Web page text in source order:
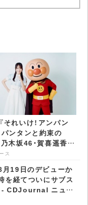
それいけ！アンパン
ンタンと約束の
乃木坂46・賀喜遥香の
インタビュー映像公開
ス
19日のデビューか
を経てついにサブス
- CDJournal ニュー